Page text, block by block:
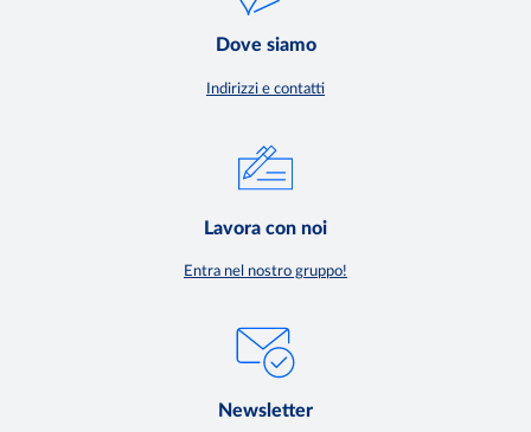
Dove siamo
Indirizzi e contatti
Lavora con noi
Entra nel nostro gruppo!
Newsletter